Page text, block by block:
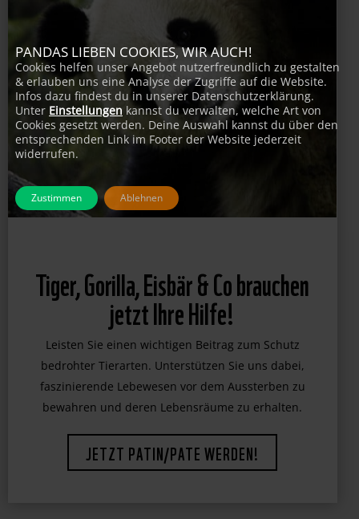
Tiger, Gorilla, Eisbär & Co brauchen
jetzt Ihre Hilfe!
Leisten Sie einen wichtigen Beitrag zum Schutz
bedrohter Tierarten. Unterstützen Sie uns dabei,
faszinierende Lebewesen vor dem Aussterben zu
JETZT PATIN/PATE WERDEN!
PANDAS LIEBEN COOKIES, WIR AUCH!
Cookies helfen unser Angebot nutzerfreundlich zu gestalten
& erlauben uns eine Analyse der Zugriffe auf die Website.
Infos dazu findest du in unserer Datenschutzerklärung.
Unter Einstellungen kannst du verwalten, welche Art von
Cookies gesetzt werden. Deine Auswahl kannst du über den
entsprechenden Link im Footer der Website jederzeit
widerrufen.
Zustimmen Ablehnen